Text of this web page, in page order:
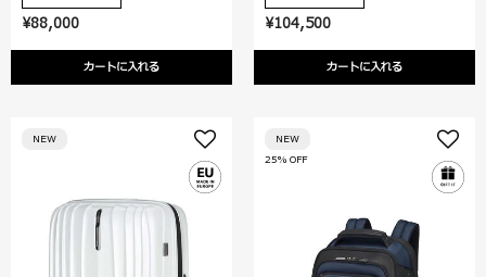
¥88,000
カートに入れる
¥104,500
カートに入れる
NEW
25% OFF
NEW